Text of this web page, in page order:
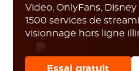
Video, OnlyFans,
1500 services de
visionnage hors ligne
Essai gratuit